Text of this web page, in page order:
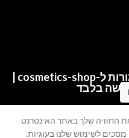
תקנון האתר | כל הזכויות שמורות ל-cosmetics-shop |
בלבד
החוויה שלך באתר האינטרנט
לשימוש שלנו בעוגיות.